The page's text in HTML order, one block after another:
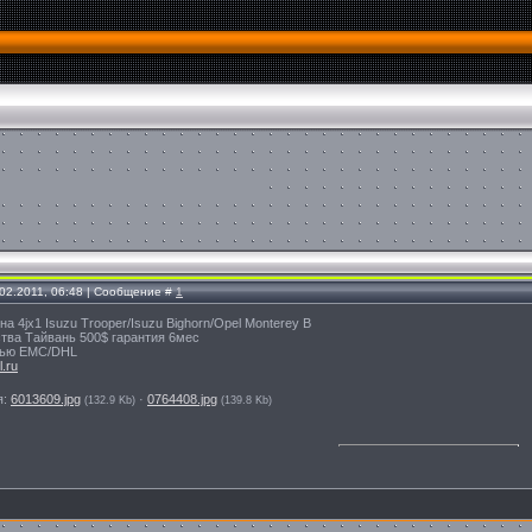
06:48 | Сообщение #1
4jx1 Isuzu Trooper/Isuzu Bighorn/Opel Monterey B
Тайвань 500$ гарантия 6мес
ЕМС/DHL
6013609.jpg (132.9 Kb) · 0764408.jpg (139.8 Kb)